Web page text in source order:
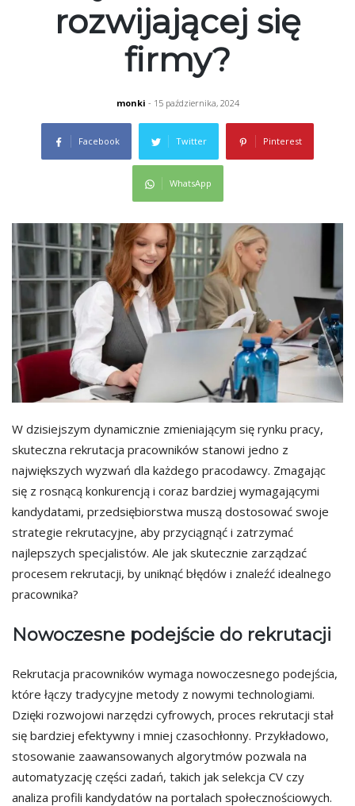
rozwijającej się
firmy?
monki - 15 października, 2024
Facebook Twitter Pinterest
WhatsApp
W dzisiejszym dynamicznie zmieniającym się rynku pracy,
skuteczna rekrutacja pracowników stanowi jedno z
największych wyzwań dla każdego pracodawcy. Zmagając
się z rosnącą konkurencją i coraz bardziej wymagającymi
kandydatami, przedsiębiorstwa muszą dostosować swoje
strategie rekrutacyjne, aby przyciągnąć i zatrzymać
najlepszych specjalistów. Ale jak skutecznie zarządzać
procesem rekrutacji, by uniknąć błędów i znaleźć idealnego
pracownika?
Nowoczesne podejście do rekrutacji
Rekrutacja pracowników wymaga nowoczesnego podejścia,
które łączy tradycyjne metody z nowymi technologiami.
Dzięki rozwojowi narzędzi cyfrowych, proces rekrutacji stał
się bardziej efektywny i mniej czasochłonny. Przykładowo,
stosowanie zaawansowanych algorytmów pozwala na
automatyzację części zadań, takich jak selekcja CV czy
analiza profili kandydatów na portalach społecznościowych.